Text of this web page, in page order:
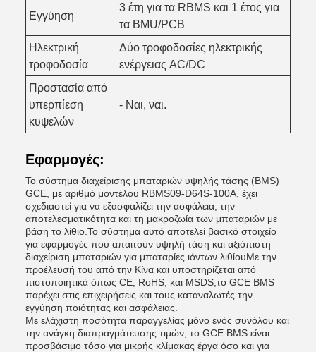
Εγγύηση
3 έτη για τα RBMS και 1 έτος για
τα BMU/PCB
Ηλεκτρική
τροφοδοσία
Δύο τροφοδοσίες ηλεκτρικής
ενέργειας AC/DC
Προστασία από
υπερπίεση
κυψελών
- Ναι, ναι.
Εφαρμογές:
Το σύστημα διαχείρισης μπαταριών υψηλής τάσης (BMS)
GCE, με αριθμό μοντέλου RBMS09-D64S-100A, έχει
σχεδιαστεί για να εξασφαλίζει την ασφάλεια, την
αποτελεσματικότητα και τη μακροζωία των μπαταριών με
βάση το λίθιο.Το σύστημα αυτό αποτελεί βασικό στοιχείο
για εφαρμογές που απαιτούν υψηλή τάση και αξιόπιστη
διαχείριση μπαταριών για μπαταρίες ιόντων λιθίουΜε την
προέλευσή του από την Κίνα και υποστηρίζεται από
πιστοποιητικά όπως CE, RoHS, και MSDS,το GCE BMS
παρέχει στις επιχειρήσεις και τους καταναλωτές την
εγγύηση ποιότητας και ασφάλειας.
Με ελάχιστη ποσότητα παραγγελίας μόνο ενός συνόλου και
την ανάγκη διαπραγμάτευσης τιμών, το GCE BMS είναι
προσβάσιμο τόσο για μικρής κλίμακας έργα όσο και για